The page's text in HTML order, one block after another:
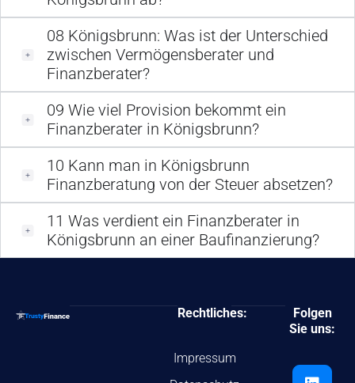
08 Königsbrunn: Was ist der Unterschied
zwischen Vermögensberater und
Finanzberater?
09 Wie viel Provision bekommt ein
Finanzberater in Königsbrunn?
10 Kann man in Königsbrunn
Finanzberatung von der Steuer absetzen?
11 Was verdient ein Finanzberater in
Königsbrunn an einer Baufinanzierung?
Rechtliches:
Impressum
Folgen
Sie uns: